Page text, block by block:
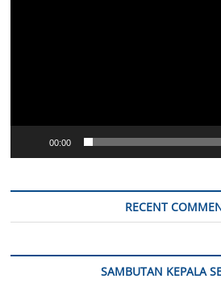
00:00
RECENT
SAMBUTAN KEPALA